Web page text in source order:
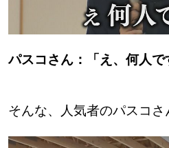
パスコさん：「え、何人で
そんな、人気者のパスコさ